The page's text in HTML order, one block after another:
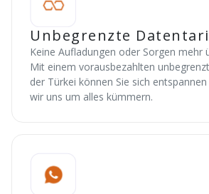
Unbegrenzte
Keine Aufladungen oder Sorgen mehr
Mit einem vorausbezahlten
der Türkei können Sie sich
wir uns um alles kümmern.